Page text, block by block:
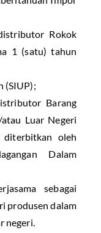
Rokok
1 (satu) tahun
(SIUP);
Barang
Luar Negeri
oleh
Dalam
sebagai
produsen dalam
negeri.